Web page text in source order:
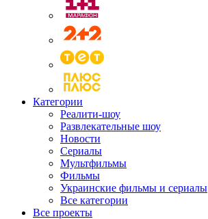
Категории
Реалити-шоу
Развлекательные шоу
Новости
Сериалы
Мультфильмы
Фильмы
Украинские фильмы и сериалы
Все категории
Все проекты